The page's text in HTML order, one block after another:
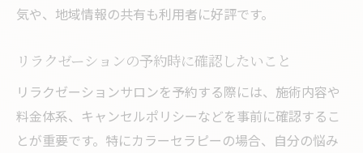
気や、地域情報の共有も利用者に好評です。
リラクゼーションの予約時に確認したいこと
リラクゼーションサロンを予約する際には、施術内容や
料金体系、キャンセルポリシーなどを事前に確認するこ
とが重要です。特にカラーセラピーの場合、自分の悩み